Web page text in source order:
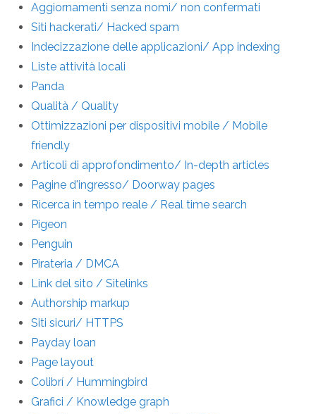
Aggiornamenti senza nomi/ non confermati
Siti hackerati/ Hacked spam
Indecizzazione delle applicazioni/ App indexing
Liste attività locali
Panda
Qualità / Quality
Ottimizzazioni per dispositivi mobile / Mobile
friendly
Articoli di approfondimento/ In-depth articles
Pagine d'ingresso/ Doorway pages
Ricerca in tempo reale / Real time search
Pigeon
Penguin
Pirateria / DMCA
Link del sito / Sitelinks
Authorship markup
Siti sicuri/ HTTPS
Payday loan
Page layout
Colibrí / Hummingbird
Grafici / Knowledge graph